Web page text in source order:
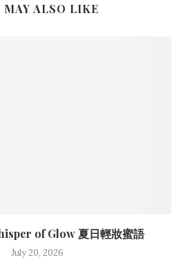
MAY ALSO LIKE
of Glow 夏日輕妝蜜語
July 20, 2026